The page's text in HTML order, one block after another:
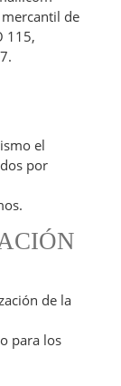
de
115,
el
por
de la
para los